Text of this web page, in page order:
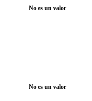
No es un valor
No es un valor